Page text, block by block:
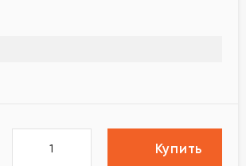
Купить